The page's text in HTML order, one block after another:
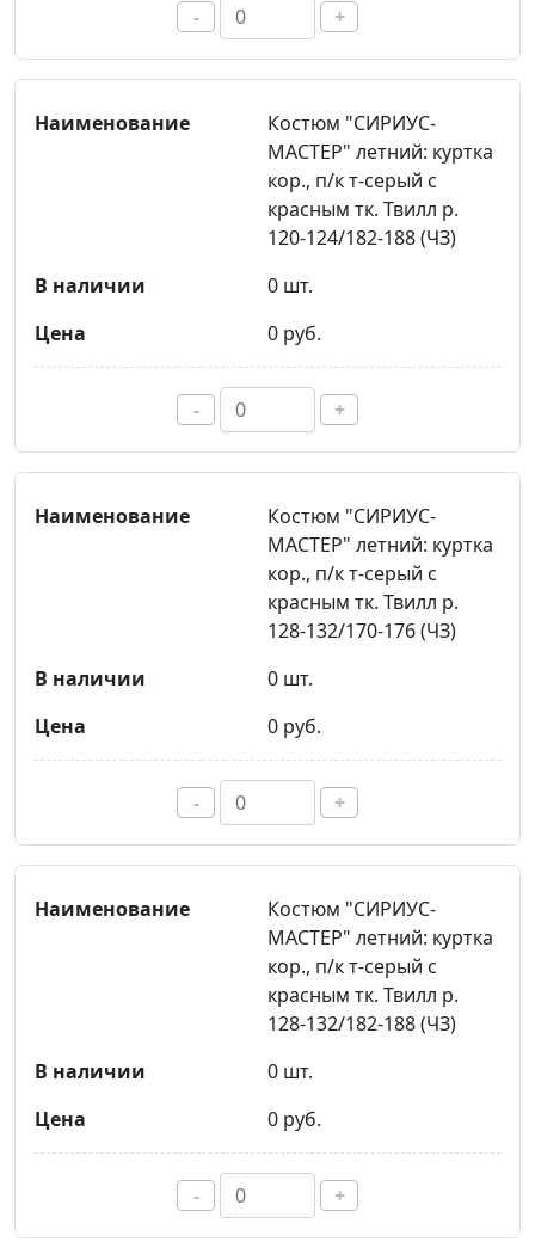
- +
Костюм "СИРИУС-
МАСТЕР" летний: куртка
кор., п/к т-серый с
красным тк. Твилл р.
120-124/182-188 (ЧЗ)
0 шт.
0 руб.
- +
Костюм "СИРИУС-
МАСТЕР" летний: куртка
кор., п/к т-серый с
красным тк. Твилл р.
128-132/170-176 (ЧЗ)
0 шт.
0 руб.
- +
Костюм "СИРИУС-
МАСТЕР" летний: куртка
кор., п/к т-серый с
красным тк. Твилл р.
128-132/182-188 (ЧЗ)
0 шт.
0 руб.
- +